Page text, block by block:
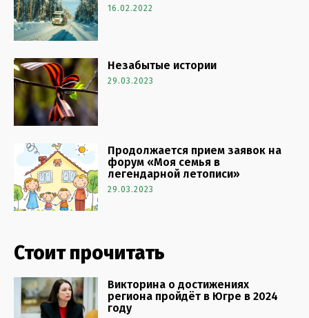
16.02.2022
Незабытые истории
29.03.2023
Продолжается прием заявок на
форум «Моя семья в
легендарной летописи»
29.03.2023
Стоит прочитать
Викторина о достижениях
региона пройдёт в Югре в 2024
году